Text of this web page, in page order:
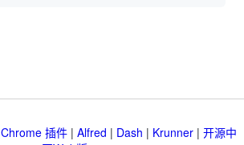
Chrome 插件 | Alfred | Dash | Krunner | 开源中